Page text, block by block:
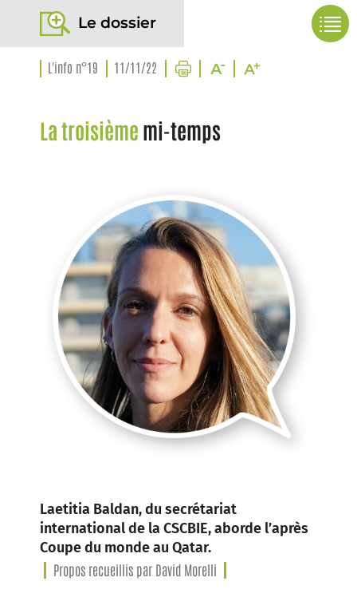
Le dossier
L'info n°19 11/11/22
La troisième mi-temps
Laetitia Baldan, du secrétariat
international de la CSCBIE, aborde l’après
Coupe du monde au Qatar.
Propos recueillis par David Morelli